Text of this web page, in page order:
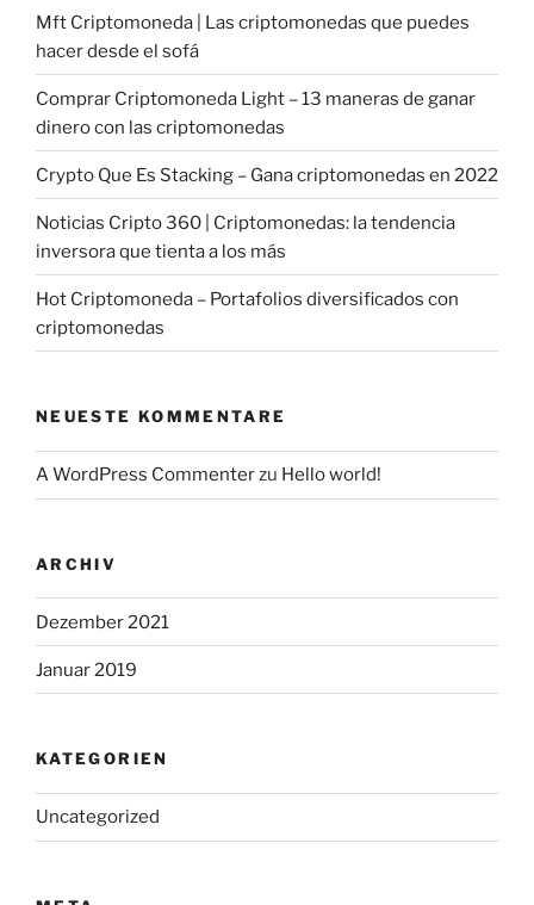
Mft Criptomoneda | Las criptomonedas que puedes
hacer desde el sofá
Comprar Criptomoneda Light – 13 maneras de ganar
dinero con las criptomonedas
Crypto Que Es Stacking – Gana criptomonedas en 2022
Noticias Cripto 360 | Criptomonedas: la tendencia
inversora que tienta a los más
Hot Criptomoneda – Portafolios diversificados con
criptomonedas
NEUESTE KOMMENTARE
A WordPress Commenterzu Hello world!
ARCHIV
Dezember 2021
Januar 2019
KATEGORIEN
Uncategorized